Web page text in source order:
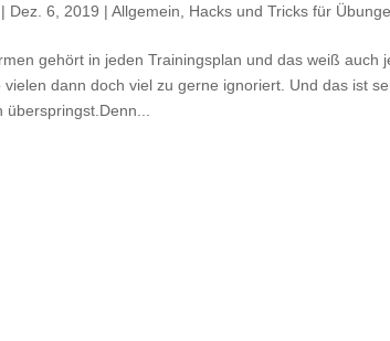
| Dez. 6, 2019 |Allgemein Hacks und Tricks für
gehört in jeden Trainingsplan und das weiß
vielen dann doch viel zu gerne ignoriert. Und das ist
überspringst.Denn...